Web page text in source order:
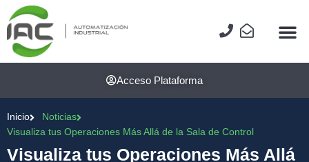
Acceso Plataforma
Inicio
Noticias
Visualiza tus Operaciones Más Allá de la Sala de Control
Visualiza tus Operaciones Más Allá